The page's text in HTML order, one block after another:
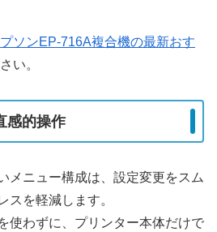
ソンEP-716A複合機の最新おす
い。
感的操作
メニュー構成は、設定変更をスム
スを軽減します。
使わずに、プリンター本体だけで